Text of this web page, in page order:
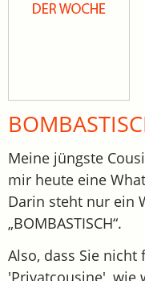
Meine jüngste
mir heute eine
Darin steht nur ein
„BOMBASTISCH“.
Also, dass Sie
'Privatcousine', wie